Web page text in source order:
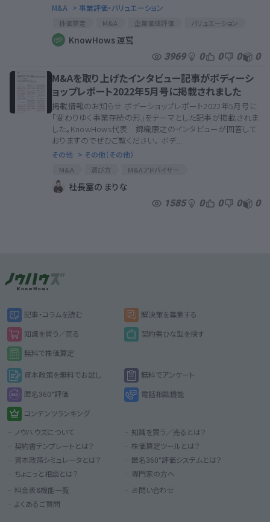
M&A > 事業評価・バリュエーション
株価算定 M&A 企業価値評価
バリュエーション
株価算定書
株価評価
M&A関連
KnowHows 運営
3969 0 0 0 0
M&Aを取り上げたインタビュー記事がボディーシ
ョップレポート2022年5月号に掲載されました
掲載情報のお知らせ ボデーショップレポート2022年5月号に
「変わりゆく事業存続の形」をテーマとした記事が掲載されま
した。KnowHows代表 錦織康之のインタビューが回答して
おりますのでぜひご覧ください。 ボデ...
その他 > その他（その他）
M&A 選び方
M＆Aアドバイザー
優秀なM&Aアドバイザー
社長室の まりな
1585 0 0 0 0
記事・コラムを読む 解決策を募集する
知識を買う／売る 契約書ひな型を探す
無料で株価算定
資本政策を無料でお試し 無料でアンケート
匿名360°評価 電話相談機能
コンテンツランキング
ノウハウズについて
知識を買う／売るとは？
契約書テンプレートとは？
株価算定ツールとは？
資本政策シミュレータとは？
匿名360°評価システムとは？
ちょこっと相談とは？
専門家の方へ
料金表&機能一覧
お問い合わせ
よくあるご質問